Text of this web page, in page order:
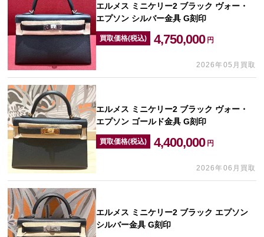
エルメス ミニケリー2 ブラック ヴォー・
エプソン シルバー金具 G刻印
買取価格(税込) 4,750,000 円
2026年05月買取
エルメス ミニケリー2 ブラック ヴォー・
エプソン ゴールド金具 G刻印
買取価格(税込) 4,400,000 円
2026年06月買取
エルメス ミニケリー2 ブラック エプソン
シルバー金具 G刻印